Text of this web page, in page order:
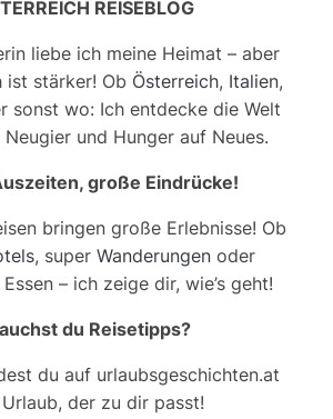
REISEBLOG
liebe ich meine Heimat – aber
ist stärker! Ob Österreich, Italien,
sonst wo: Ich entdecke die Welt
Neugier und Hunger auf Neues.
große Eindrücke!
bringen große Erlebnisse! Ob
, super Wanderungenoder
– ich zeige dir, wie’s geht!
du Reisetipps?
du auf urlaubsgeschichten.at
der zu dir passt!